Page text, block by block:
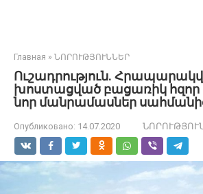
Главная » ՆՈՐՈՒԹՅՈՒՆՆԵՐ
Ուշադրություն.
խոստացված բացառիկ հզոր
նոր մանրամասներ
Опубликовано: 14.07.2020